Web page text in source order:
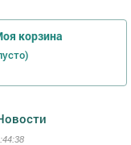
корзина